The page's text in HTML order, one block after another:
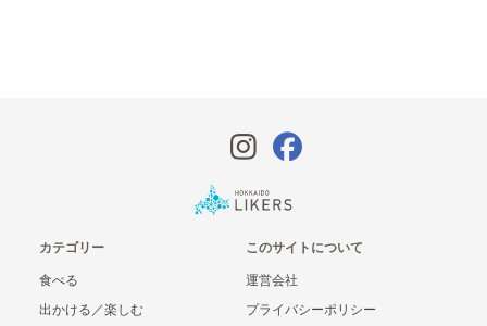
カテゴリー
食べる
出かける／楽しむ
このサイトについて
運営会社
プライバシーポリシー